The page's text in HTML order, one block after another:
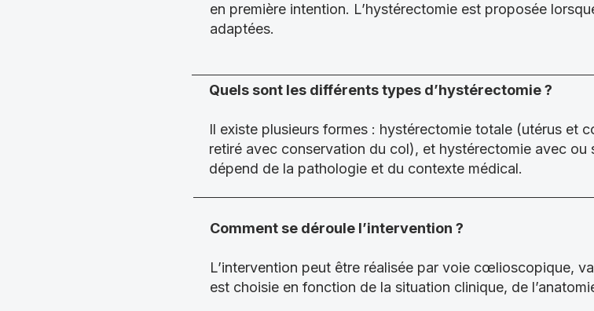
en première intention. L’hystérectomie est proposée
adaptées.
Quels sont les différents types d’hystérectomie ?
Il existe plusieurs formes : hystérectomie totale (utérus et
retiré avec conservation du col), et hystérectomie avec
dépend de la pathologie et du contexte médical.
Comment se déroule l’intervention ?
L’intervention peut être réalisée par voie cœlioscopique,
est choisie en fonction de la situation clinique, de